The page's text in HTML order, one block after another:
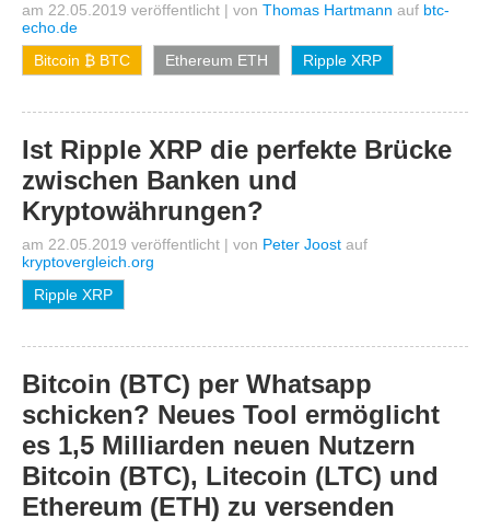
am 22.05.2019 veröffentlicht | von Thomas Hartmann auf btc-
echo.de
Bitcoin ₿ BTC
Ethereum ETH Ripple XRP
Ist Ripple XRP die perfekte Brücke
zwischen Banken und
Kryptowährungen?
am 22.05.2019 veröffentlicht | von Peter Joost auf
kryptovergleich.org
Ripple XRP
Bitcoin (BTC) per Whatsapp
schicken? Neues Tool ermöglicht
es 1,5 Milliarden neuen Nutzern
Bitcoin (BTC), Litecoin (LTC) und
Ethereum (ETH) zu versenden